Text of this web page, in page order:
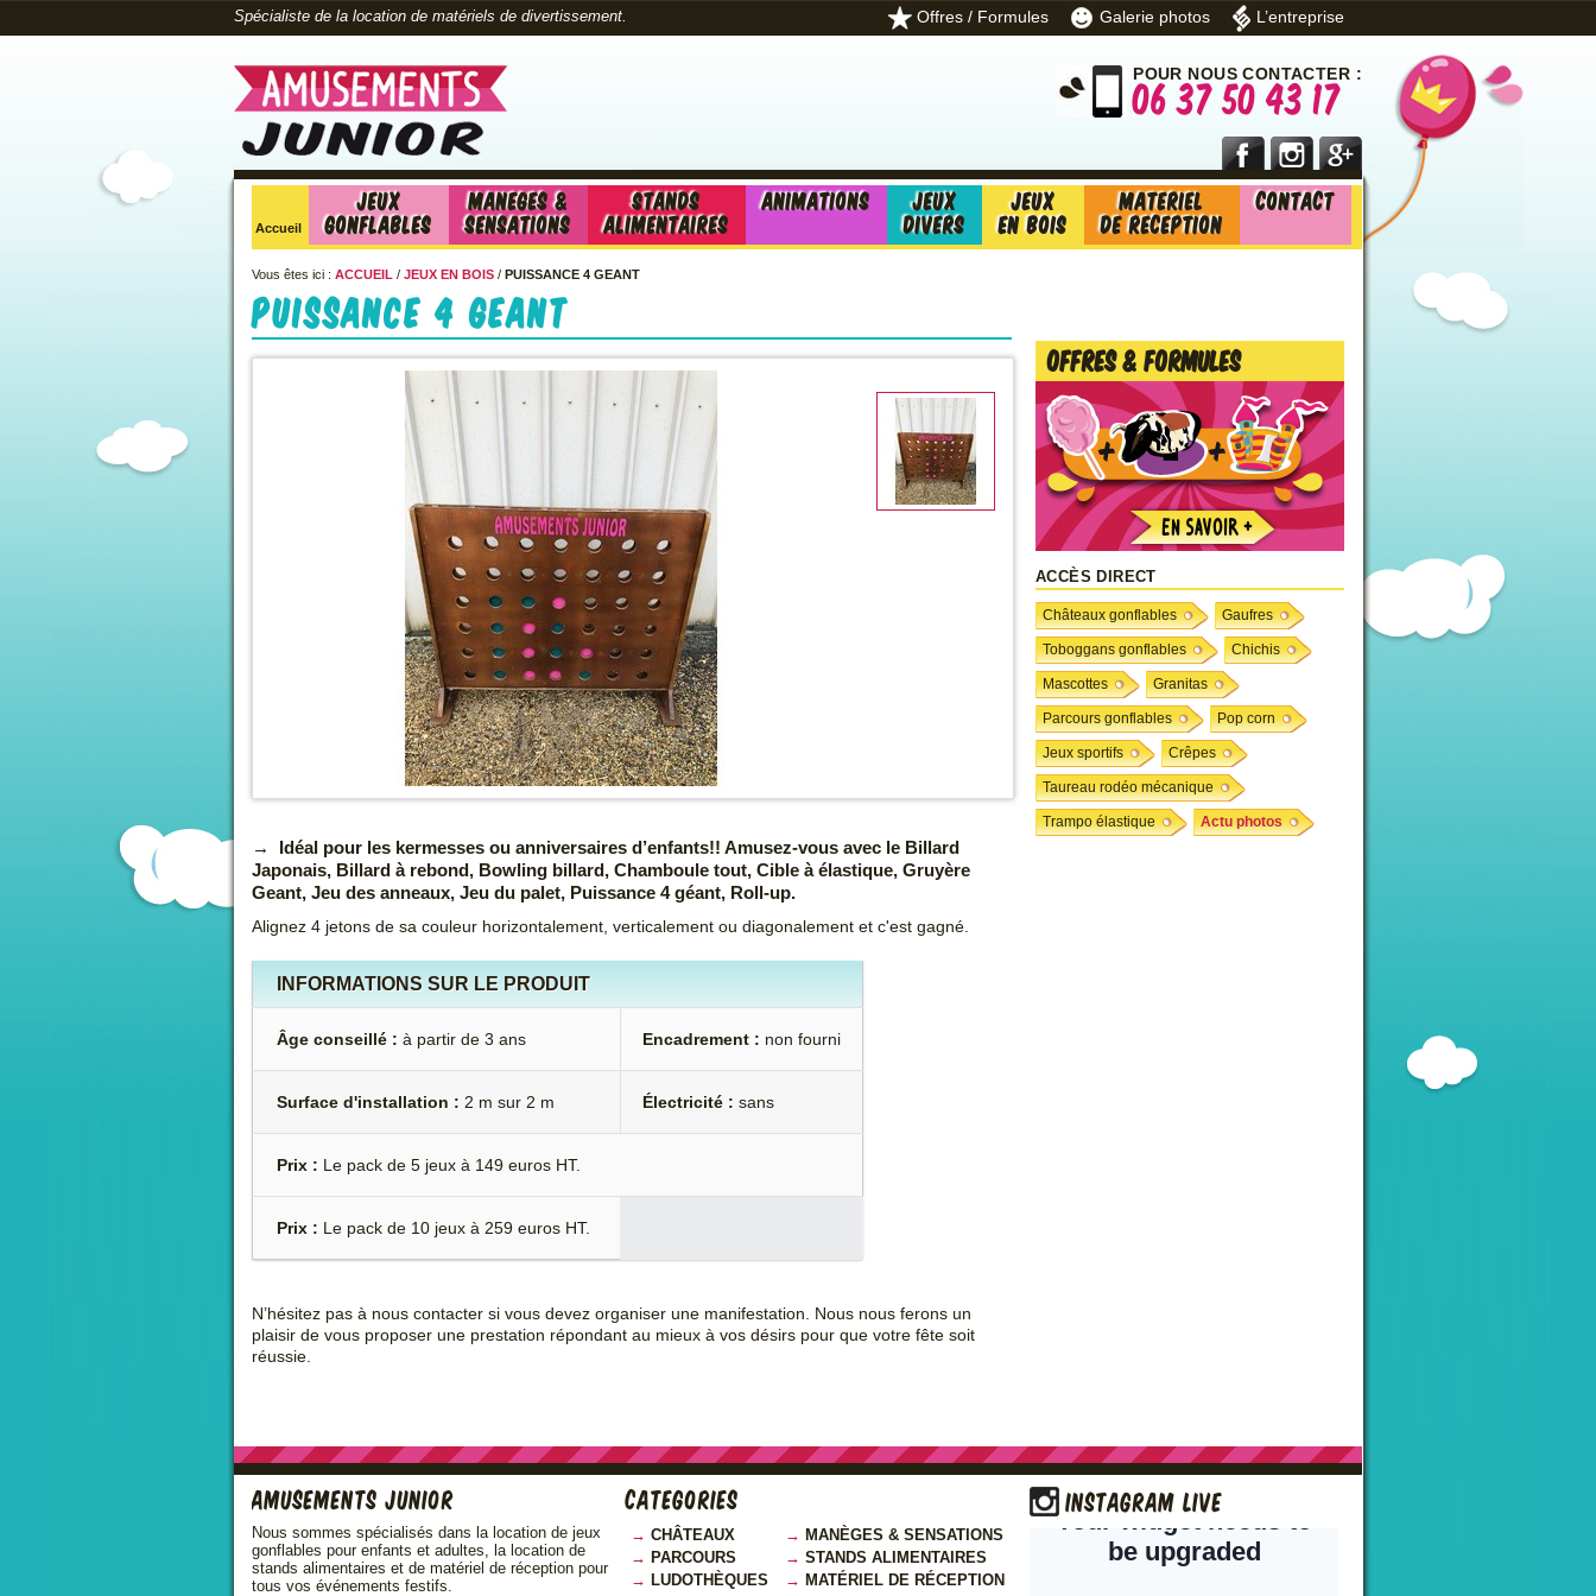
Spécialiste de la location de matériels de divertissement. Offres / Formules Galerie photos L’entreprise
POUR NOUS CONTACTER :
06 37 50 43 17
Accueil
Jeux
Gonflables
Maneges &
sensations
Stands
alimentaires
Animations Jeux
divers
Jeux
en bois
Materiel
de reception
Contact
Vous êtes ici : ACCUEIL / JEUX EN BOIS / PUISSANCE 4 GEANT
Puissance 4 geant
Idéal pour les kermesses ou anniversaires d’enfants!! Amusez-vous avec le Billard
Japonais, Billard à rebond, Bowling billard, Chamboule tout, Cible à élastique, Gruyère
Geant, Jeu des anneaux, Jeu du palet, Puissance 4 géant, Roll-up.
Alignez 4 jetons de sa couleur horizontalement, verticalement ou diagonalement et c'est gagné.
INFORMATIONS SUR LE PRODUIT
Âge conseillé : à partir de 3 ans Encadrement : non fourni
Surface d'installation : 2 m sur 2 m Électricité : sans
Prix : Le pack de 5 jeux à 149 euros HT.
Prix : Le pack de 10 jeux à 259 euros HT.
N’hésitez pas à nous contacter si vous devez organiser une manifestation. Nous nous ferons un
plaisir de vous proposer une prestation répondant au mieux à vos désirs pour que votre fête soit
réussie.
Offres & formules
ACCÈS DIRECT
Châteaux gonflables Gaufres
Toboggans gonflables Chichis
Mascottes Granitas
Parcours gonflables Pop corn
Jeux sportifs Crêpes
Taureau rodéo mécanique
Trampo élastique Actu photos
Amusements Junior
Nous sommes spécialisés dans la location de jeux
gonflables pour enfants et adultes, la location de
stands alimentaires et de matériel de réception pour
tous vos événements festifs.
Categories
CHÂTEAUX
PARCOURS
LUDOTHÈQUES
MANÈGES & SENSATIONS
STANDS ALIMENTAIRES
MATÉRIEL DE RÉCEPTION
Instagram live